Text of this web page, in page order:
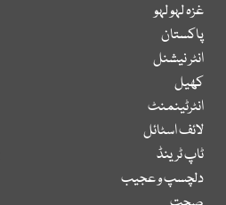
غزہ لہو لہو
پاکستان
انٹر نیشنل
کھیل
انٹرٹینمنٹ
لائف اسٹائل
ٹاپ ٹرینڈ
دلچسپ و عجیب